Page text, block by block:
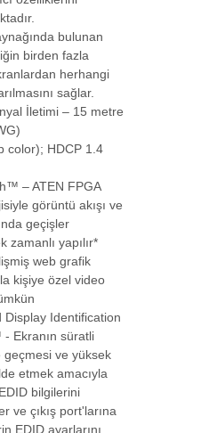
HDMI Çoklayıcı
4K-->
HDMI Çoklayıcı, HDMI 1.4,
HDMI Çoklayıcı, HDMI 2.0,
HDMI Video Çoklayıcı,
-->
HDMI Video Çoklayıcı, 3840 x
bulunan
birden fazla
herhangi
sağlar.
İletimi – 15 metre
color); HDCP 1.4
– ATEN FPGA
görüntü akışı ve
geçişler
zamanlı yapılır*
web grafik
kişiye özel video
Display Identification
Ekranın süratli
geçmesi ve yüksek
etmek amacıyla
bilgilerini
ve çıkış port'larına
EDID ayarlarını